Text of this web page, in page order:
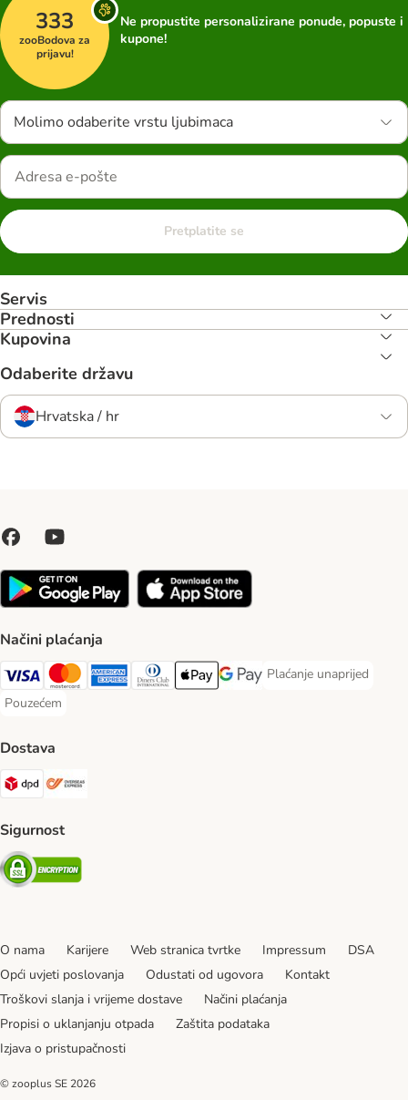
333
zooBodova za
prijavu!
Ne propustite personalizirane ponude, popuste i
kupone!
Molimo odaberite vrstu ljubimaca
Pretplatite se
Servis
Prednosti
Kupovina
Odaberite državu
Hrvatska / hr
Načini plaćanja
Visa Payment Method
MasterCard Payment Method
American Express Payment Method
Diners Club Payment Method
Payment MethodGoogle pay Payment Method
Plaćanje unaprijed
Plaćanje unaprijed
Pouzećem
Pouzećem Payment Method
Dostava
DPD Shipping Method
Sigurnost
Security
O nama Karijere Web stranica tvrtke Impressum
DSA
Opći uvjeti poslovanja
Odustati od ugovora
Kontakt
Troškovi slanja i vrijeme dostave
Načini plaćanja
Propisi o uklanjanju otpada
Zaštita podataka
Izjava o pristupačnosti
© zooplus SE 2026